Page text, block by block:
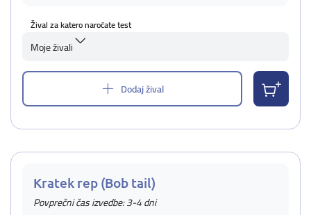
Žival za katero naročate test
Moje živali
Dodaj žival
Kratek rep (Bob tail)
Povprečni čas izvedbe: 3-4 dni